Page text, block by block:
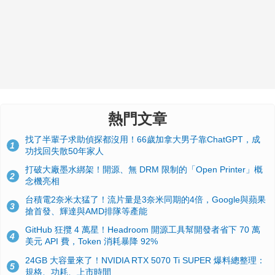
熱門文章
1
找了半輩子求助偵探都沒用！66歲加拿大男子靠ChatGPT，成
功找回失散50年家人
2
打破大廠墨水綁架！開源、無 DRM 限制的「Open Printer」概
念機亮相
3
台積電2奈米太猛了！流片量是3奈米同期的4倍，Google與蘋果
搶首發、輝達與AMD排隊等產能
4
GitHub 狂攬 4 萬星！Headroom 開源工具幫開發者省下 70 萬
美元 API 費，Token 消耗暴降 92%
5
24GB 大容量來了！NVIDIA RTX 5070 Ti SUPER 爆料總整理：
規格、功耗、上市時間